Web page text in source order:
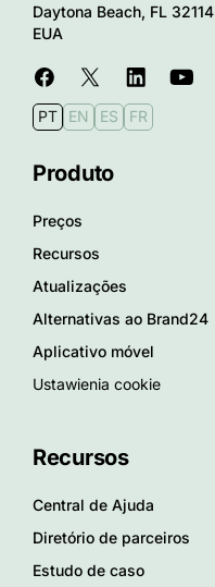
Daytona Beach, FL 32114
EUA
PT EN ES FR
Produto
Preços
Recursos
Atualizações
Alternativas ao Brand24
Aplicativo móvel
Ustawienia cookie
Recursos
Central de Ajuda
Diretório de parceiros
Estudo de caso